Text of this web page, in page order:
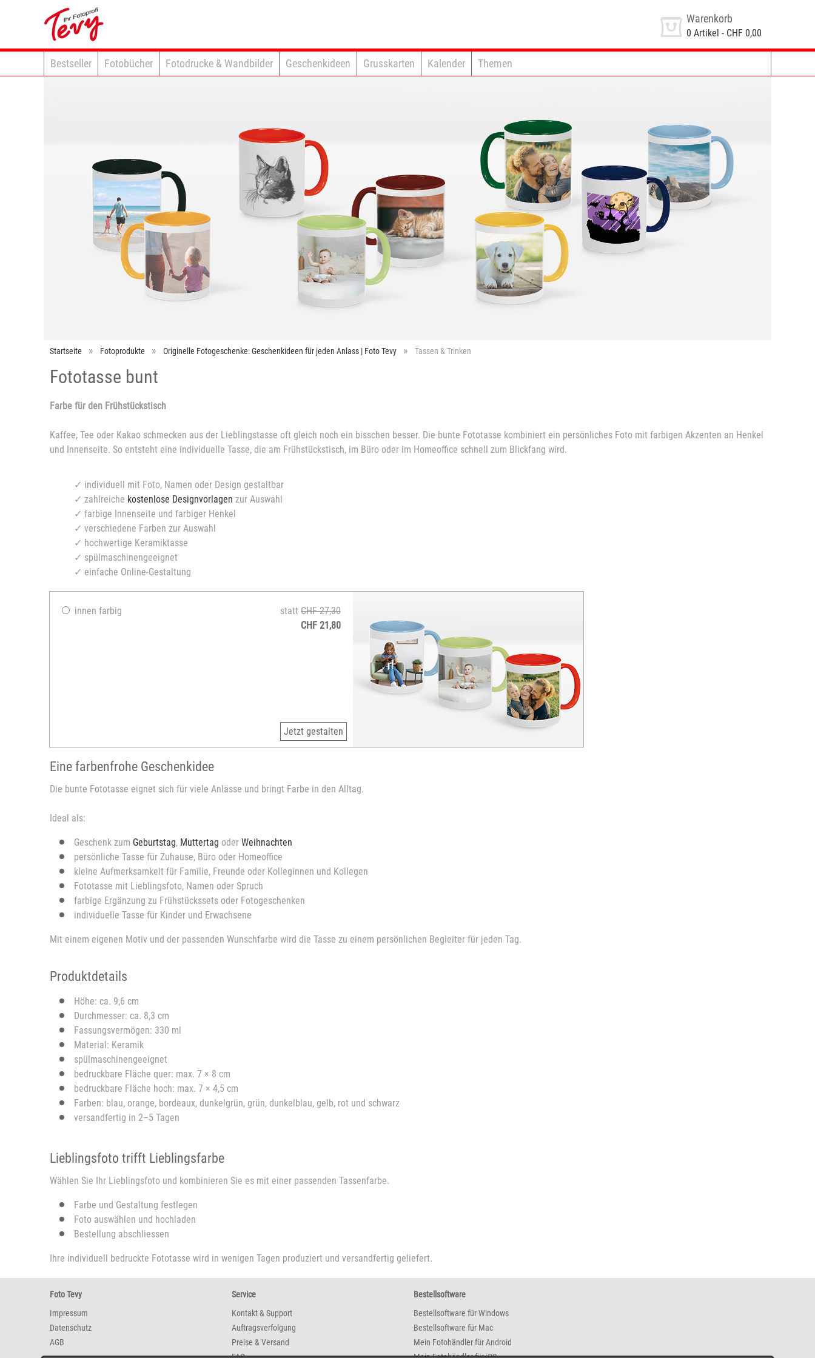
Warenkorb
0 Artikel - CHF 0,00
Bestseller Fotobücher Fotodrucke & Wandbilder Geschenkideen Grusskarten Kalender Themen
Startseite Fotoprodukte Originelle Fotogeschenke: Geschenkideen für jeden Anlass | Foto Tevy Tassen & Trinken
Fototasse bunt
Farbe für den Frühstückstisch
Kaffee, Tee oder Kakao schmecken aus der Lieblingstasse oft gleich noch ein bisschen besser. Die bunte Fototasse kombiniert ein persönliches Foto mit farbigen Akzenten an Henkel
und Innenseite. So entsteht eine individuelle Tasse, die am Frühstückstisch, im Büro oder im Homeoffice schnell zum Blickfang wird.
✓ individuell mit Foto, Namen oder Design gestaltbar
✓ zahlreiche kostenlose Designvorlagen zur Auswahl
✓ farbige Innenseite und farbiger Henkel
✓ verschiedene Farben zur Auswahl
✓ hochwertige Keramiktasse
✓ spülmaschinengeeignet
✓ einfache Online-Gestaltung
innen farbig statt CHF 27,30
CHF 21,80
Jetzt gestalten
Eine farbenfrohe Geschenkidee
Die bunte Fototasse eignet sich für viele Anlässe und bringt Farbe in den Alltag.
Ideal als:
Geschenk zum Geburtstag, Muttertag oder Weihnachten
persönliche Tasse für Zuhause, Büro oder Homeoffice
kleine Aufmerksamkeit für Familie, Freunde oder Kolleginnen und Kollegen
Fototasse mit Lieblingsfoto, Namen oder Spruch
farbige Ergänzung zu Frühstückssets oder Fotogeschenken
individuelle Tasse für Kinder und Erwachsene
Mit einem eigenen Motiv und der passenden Wunschfarbe wird die Tasse zu einem persönlichen Begleiter für jeden Tag.
Produktdetails
Höhe: ca. 9,6 cm
Durchmesser: ca. 8,3 cm
Fassungsvermögen: 330 ml
Material: Keramik
spülmaschinengeeignet
bedruckbare Fläche quer: max. 7 × 8 cm
bedruckbare Fläche hoch: max. 7 × 4,5 cm
Farben: blau, orange, bordeaux, dunkelgrün, grün, dunkelblau, gelb, rot und schwarz
versandfertig in 2–5 Tagen
Lieblingsfoto trifft Lieblingsfarbe
Wählen Sie Ihr Lieblingsfoto und kombinieren Sie es mit einer passenden Tassenfarbe.
Farbe und Gestaltung festlegen
Foto auswählen und hochladen
Bestellung abschliessen
Ihre individuell bedruckte Fototasse wird in wenigen Tagen produziert und versandfertig geliefert.
Foto Tevy
Impressum
Datenschutz
AGB
Service
Kontakt & Support
Auftragsverfolgung
Preise & Versand
Bestellsoftware
Bestellsoftware für Windows
Bestellsoftware für Mac
Mein Fotohändler für Android